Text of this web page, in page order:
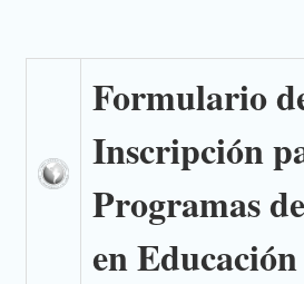
Formulario
Inscripción
Programas
en